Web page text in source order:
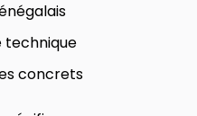
technique
concrets